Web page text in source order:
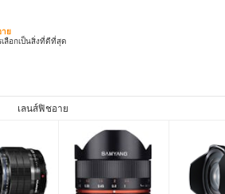
าย
ลือกเป็นสิ่งที่ดีที่สุด
เลนส์ฟิชอาย